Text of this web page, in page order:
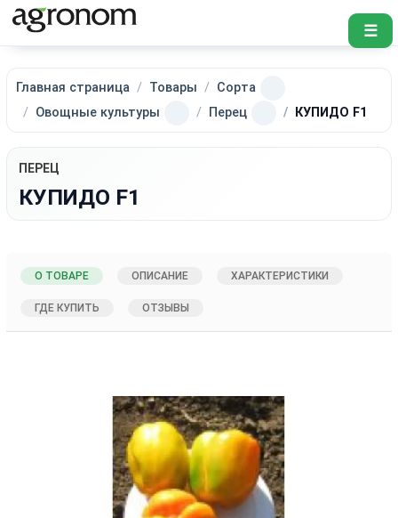
☰
Главная страница Товары
Сорта
Овощные культуры
Перец КУПИДО F1
ПЕРЕЦ
КУПИДО F1
О ТОВАРЕ ОПИСАНИЕ ХАРАКТЕРИСТИКИ
ГДЕ КУПИТЬ ОТЗЫВЫ